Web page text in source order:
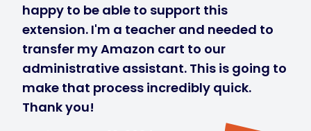
happy to be able to support this
extension. I'm a teacher and needed to
transfer my Amazon cart to our
administrative assistant. This is going to
make that process incredibly quick.
Thank you!